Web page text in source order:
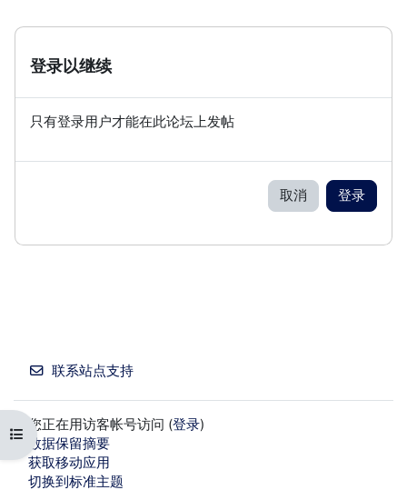
打开课程索引
登录以继续
只有登录用户才能在此论坛上发帖
取消 登录
联系站点支持
您正在用访客帐号访问 (登录)
‎数据保留摘要‎
获取移动应用
切换到标准主题